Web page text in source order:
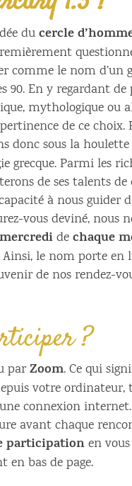
ducercle
comme le nom d’un
90. En y regardant de
mythologique ou
de ce choix.
donc sous la
Parmi les
de ses talents
à nous guider
vous deviné, nous
dechaque
le nom porte
de nos rendez-
?
parZoom. Ce qui
votre ordinateur,
connexion
avant chaque
participationen
en bas de page.